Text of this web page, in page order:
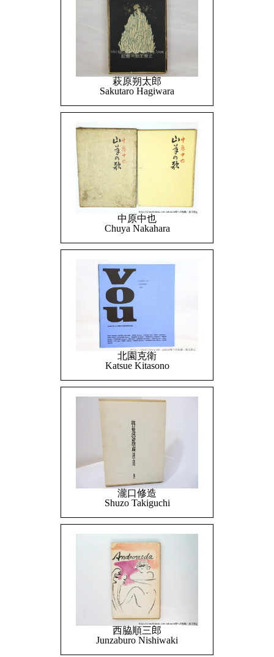
萩原朔太郎
Sakutaro Hagiwara
中原中也
Chuya Nakahara
北園克衛
Katsue Kitasono
瀧口修造
Shuzo Takiguchi
西脇順三郎
Junzaburo Nishiwaki